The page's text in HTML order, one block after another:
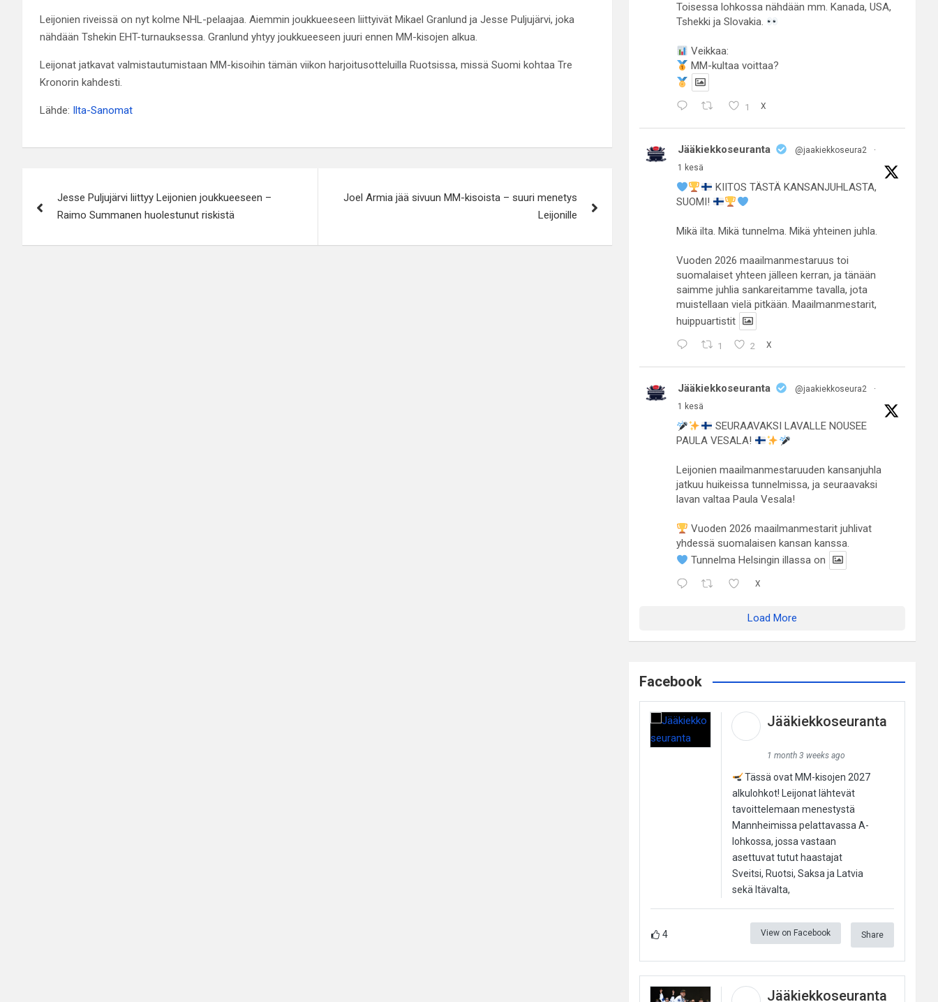
Leijonien riveissä on nyt kolme NHL-pelaajaa. Aiemmin joukkueeseen liittyivät Mikael Granlund ja Jesse Puljujärvi, joka
nähdään Tshekin EHT-turnauksessa. Granlund yhtyy joukkueeseen juuri ennen MM-kisojen alkua.
Leijonat jatkavat valmistautumistaan MM-kisoihin tämän viikon harjoitusotteluilla Ruotsissa, missä Suomi kohtaa Tre
Kronorin kahdesti.
Lähde: Ilta-Sanomat
selaus
Jesse Puljujärvi liittyy Leijonien joukkueeseen –
Raimo Summanen huolestunut riskistä
Joel Armia jää sivuun MM-kisoista – suuri menetys
Leijonille
Toisessa lohkossa nähdään mm. Kanada, USA,
Tshekki ja Slovakia.
Veikkaa:
MM-kultaa voittaa?
1 X
Jääkiekkoseuranta @jaakiekkoseura2
·
1 kesä
KIITOS TÄSTÄ KANSANJUHLASTA,
SUOMI!
Mikä ilta. Mikä tunnelma. Mikä yhteinen juhla.
Vuoden 2026 maailmanmestaruus toi
suomalaiset yhteen jälleen kerran, ja tänään
saimme juhlia sankareitamme tavalla, jota
muistellaan vielä pitkään. Maailmanmestarit,
huippuartistit
1 2 X
Jääkiekkoseuranta @jaakiekkoseura2
·
1 kesä
SEURAAVAKSI LAVALLE NOUSEE
PAULA VESALA!
Leijonien maailmanmestaruuden kansanjuhla
jatkuu huikeissa tunnelmissa, ja seuraavaksi
lavan valtaa Paula Vesala!
Vuoden 2026 maailmanmestarit juhlivat
yhdessä suomalaisen kansan kanssa.
Tunnelma Helsingin illassa on
X
Load More
Facebook
Jääkiekkoseuranta
1 month 3 weeks ago
Tässä ovat MM-kisojen 2027
alkulohkot! Leijonat lähtevät
tavoittelemaan menestystä
Mannheimissa pelattavassa A-
lohkossa, jossa vastaan
asettuvat tutut haastajat
Sveitsi, Ruotsi, Saksa ja Latvia
sekä Itävalta,
4 View on Facebook Share
Jääkiekkoseuranta